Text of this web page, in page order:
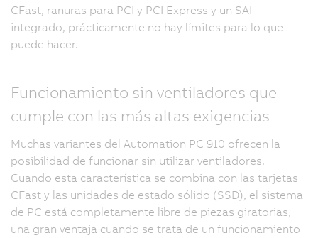
CFast, ranuras para PCI y PCI Express y un SAI
integrado, prácticamente no hay límites para lo que
puede hacer.
Funcionamiento sin ventiladores que
cumple con las más altas exigencias
Muchas variantes del Automation PC 910 ofrecen la
posibilidad de funcionar sin utilizar ventiladores.
Cuando esta característica se combina con las tarjetas
CFast y las unidades de estado sólido (SSD), el sistema
de PC está completamente libre de piezas giratorias,
una gran ventaja cuando se trata de un funcionamiento